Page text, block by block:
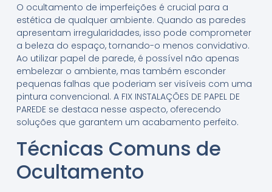
O ocultamento de imperfeições é crucial para a
estética de qualquer ambiente. Quando as paredes
apresentam irregularidades, isso pode comprometer
a beleza do espaço, tornando-o menos convidativo.
Ao utilizar papel de parede, é possível não apenas
embelezar o ambiente, mas também esconder
pequenas falhas que poderiam ser visíveis com uma
pintura convencional. A FIX INSTALAÇÕES DE PAPEL DE
PAREDE se destaca nesse aspecto, oferecendo
soluções que garantem um acabamento perfeito.
Técnicas Comuns de
Ocultamento